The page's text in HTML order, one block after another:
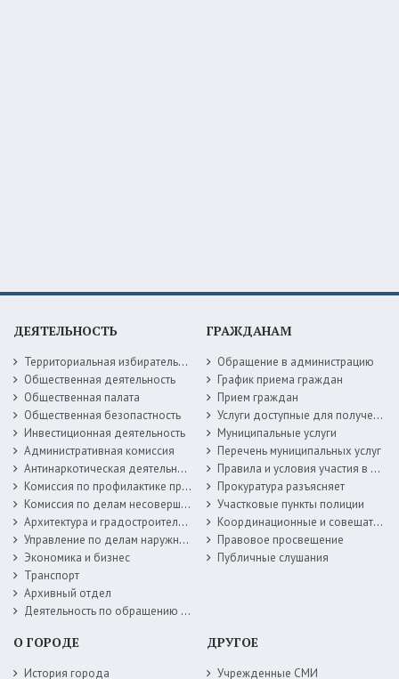
ДЕЯТЕЛЬНОСТЬ
Территориальная избирательная комиссия
Общественная деятельность
Общественная палата
Общественная безопастность
Инвестиционная деятельность
Административная комиссия
Антинаркотическая деятельность
Комиссия по профилактике правонарушений
Комиссия по делам несовершеннолетних
Архитектура и градостроительство
Управление по делам наружной рекламы
Экономика и бизнес
Транспорт
Архивный отдел
Деятельность по обращению с животными без владельцев
ГРАЖДАНАМ
Обращение в администрацию
График приема граждан
Прием граждан
Услуги доступные для получения в электронной форме
Муниципальные услуги
Перечень муниципальных услуг
Правила и условия участия в жилищных программах
Прокуратура разъясняет
Участковые пункты полиции
Координационные и совещательные органы
Правовое просвещение
Публичные слушания
О ГОРОДЕ
История города
ДРУГОЕ
Учрежденные СМИ